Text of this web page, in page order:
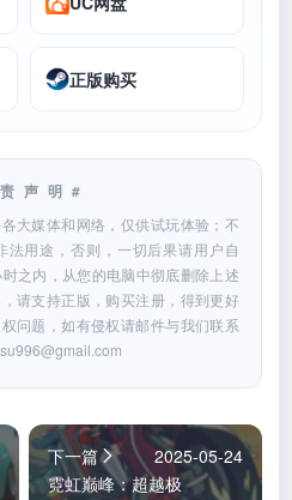
正版购买
声明#
大媒体和网络，仅供试玩体验；不
用途，否则，一切后果请用户自
之内，从您的电脑中彻底删除上述
请支持正版，购买注册，得到更好
问题，如有侵权请邮件与我们联系
下一篇
2025-05-24
霓虹巅峰：超越极